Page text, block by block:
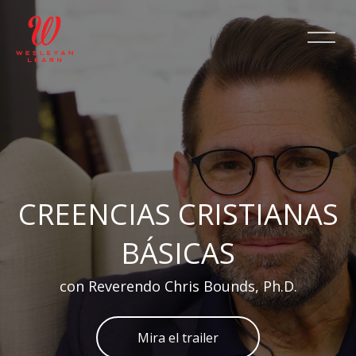
CREENCIAS CRISTIANAS
BÁSICAS
con Reverendo Chris Bounds, Ph.D.
Mira el trailer